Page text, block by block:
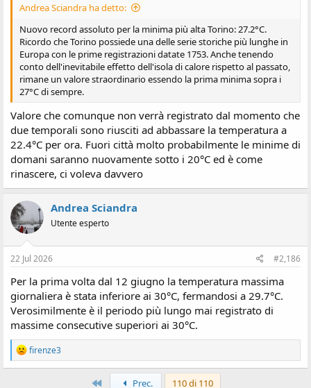
Andrea Sciandra ha detto:
Nuovo record assoluto per la minima più alta Torino: 27.2°C.
Ricordo che Torino possiede una delle serie storiche più lunghe in
Europa con le prime registrazioni datate 1753. Anche tenendo
conto dell'inevitabile effetto dell'isola di calore rispetto al passato,
rimane un valore straordinario essendo la prima minima sopra i
27°C di sempre.
Valore che comunque non verrà registrato dal momento che
due temporali sono riusciti ad abbassare la temperatura a
22.4°C per ora. Fuori città molto probabilmente le minime di
domani saranno nuovamente sotto i 20°C ed è come
rinascere, ci voleva davvero
Andrea Sciandra
Utente esperto
22 Jul 2026 #2,186
Per la prima volta dal 12 giugno la temperatura massima
giornaliera è stata inferiore ai 30°C, fermandosi a 29.7°C.
Verosimilmente è il periodo più lungo mai registrato di
massime consecutive superiori ai 30°C.
R
e
a
firenze3
Primo Prec. 110 di 110